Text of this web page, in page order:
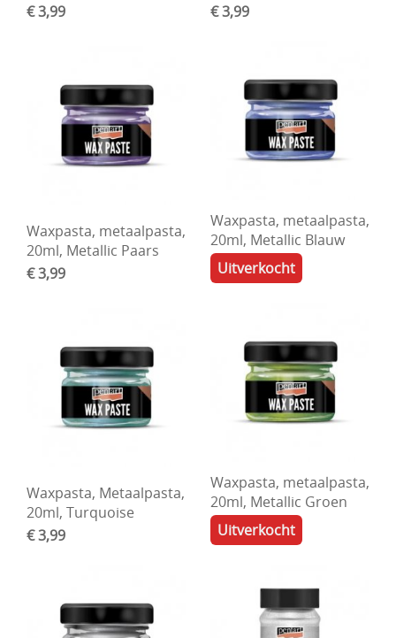
€ 3,99
€ 3,99
Waxpasta, metaalpasta,
20ml, Metallic Paars
€ 3,99
Waxpasta, metaalpasta,
20ml, Metallic Blauw
Uitverkocht
Waxpasta, Metaalpasta,
20ml, Turquoise
€ 3,99
Waxpasta, metaalpasta,
20ml, Metallic Groen
Uitverkocht